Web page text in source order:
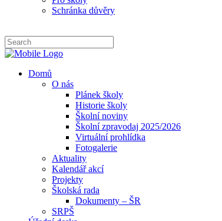
Schránka důvěry
Domů
O nás
Plánek školy
Historie školy
Školní noviny
Školní zpravodaj 2025/2026
Virtuální prohlídka
Fotogalerie
Aktuality
Kalendář akcí
Projekty
Školská rada
Dokumenty – ŠR
SRPŠ